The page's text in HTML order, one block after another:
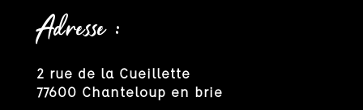
Adresse :
2 rue de la Cueillette
77600 Chanteloup en brie